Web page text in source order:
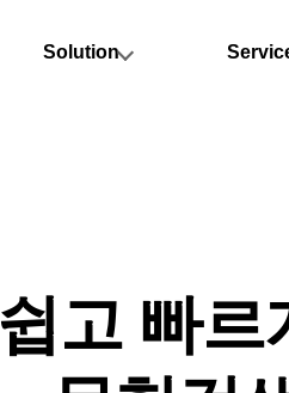
Solution
쉽고 빠르